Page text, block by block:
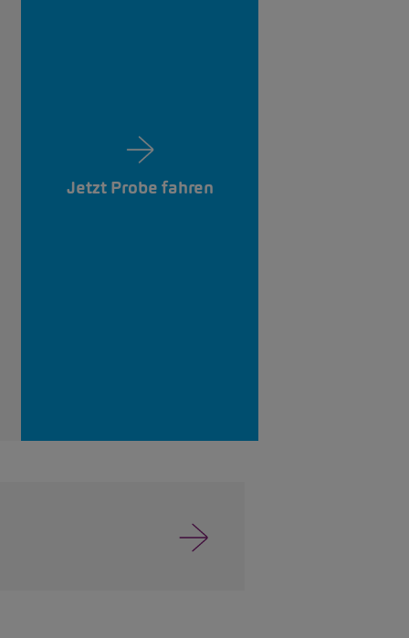
Jetzt Probe fahren